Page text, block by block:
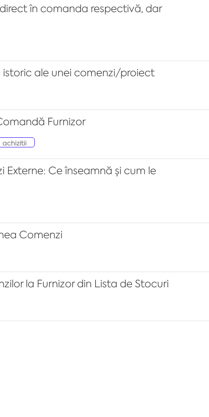
în comanda respectivă, dar
ale unei comenzi/proiect
Furnizor
achizitii
Externe: Ce înseamnă și cum le
Comenzi
la Furnizor din Lista de Stocuri